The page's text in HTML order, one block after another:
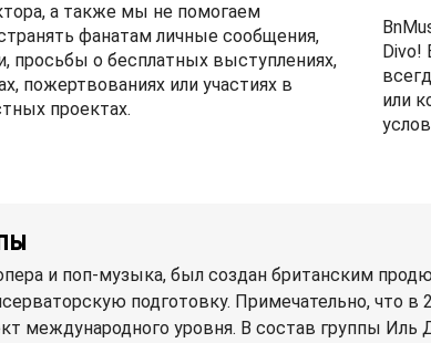
а также мы не помогаем
фанатам личные сообщения,
просьбы о бесплатных выступлениях,
пожертвованиях или участиях в
проектах.
Divo!
или
и поп-музыка, был создан британским
подготовку. Примечательно, что в
международного уровня. В состав группы Иль